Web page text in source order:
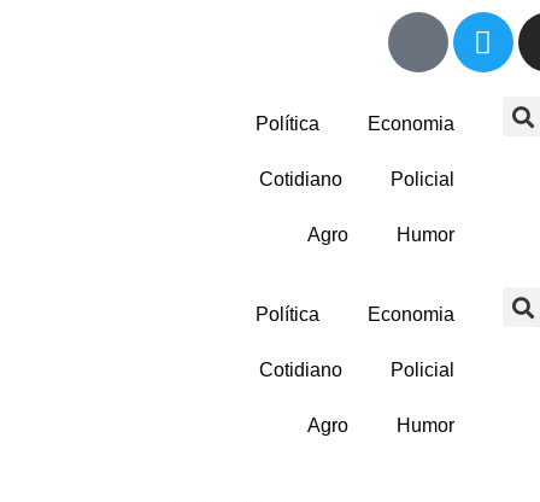
Política Economia
Cotidiano Policial
Agro Humor
Política Economia
Cotidiano Policial
Agro Humor